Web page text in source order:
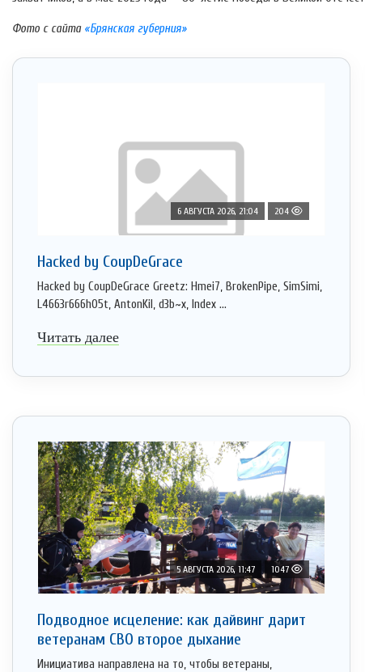
Фото с сайта «Брянская губерния»
6 АВГУСТА 2026, 21:04 204
Hacked by CoupDeGrace
Hacked by CoupDeGrace Greetz: Hmei7, BrokenPipe, SimSimi,
L4663r666h05t, AntonKil, d3b~x, Index ...
Читать далее
5 АВГУСТА 2026, 11:47 1047
Подводное исцеление: как дайвинг дарит
ветеранам СВО второе дыхание
Инициатива направлена на то, чтобы ветераны,